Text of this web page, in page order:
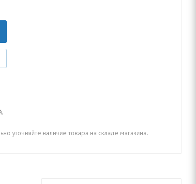
уточняйте наличие товара на складе магазина.